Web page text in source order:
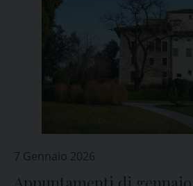
7 Gennaio 2026